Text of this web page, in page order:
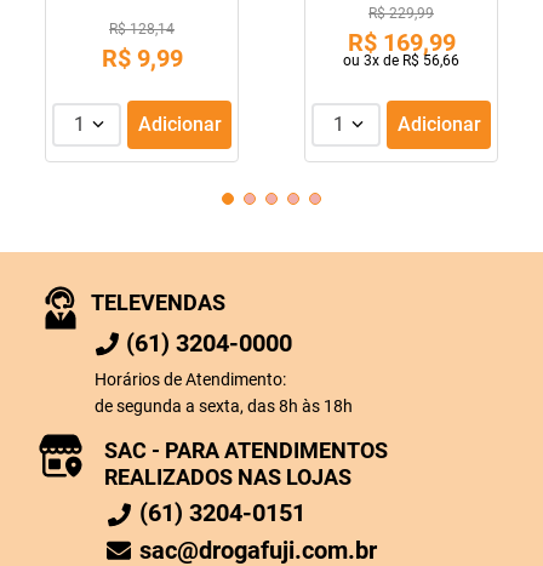
R$ 128,14
R$ 9,99
1 Adicionar
R$ 229,99
R$ 169,99
ou 3x de R$ 56,66
1 Adicionar
TELEVENDAS
(61) 3204-0000
Horários de Atendimento:
de segunda a sexta, das 8h às 18h
SAC - PARA ATENDIMENTOS
REALIZADOS NAS LOJAS
(61) 3204-0151
sac@drogafuji.com.br